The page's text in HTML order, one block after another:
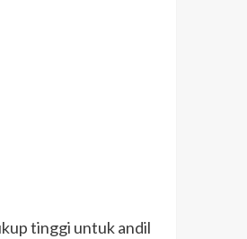
tinggi untuk andil